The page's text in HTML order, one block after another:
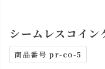
シームレスコイン
商品番号 pr-co-5